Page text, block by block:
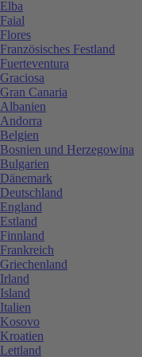
Elba
Faial
Flores
Französisches Festland
Fuerteventura
Graciosa
Gran Canaria
Albanien
Andorra
Belgien
Bosnien und Herzegowina
Bulgarien
Dänemark
Deutschland
England
Estland
Finnland
Frankreich
Griechenland
Irland
Island
Italien
Kosovo
Kroatien
Lettland